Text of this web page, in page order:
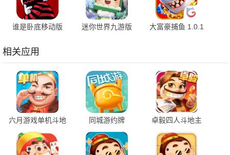
谁是卧底移动版
迷你世界九游版
大富豪捕鱼 1.0.1
相关应用
六月游戏单机斗地
主 3.2.6.6 最新版
同城游约牌
2.2.20250527 最
新版
卓毅四人斗地主
15.0.44 安卓版